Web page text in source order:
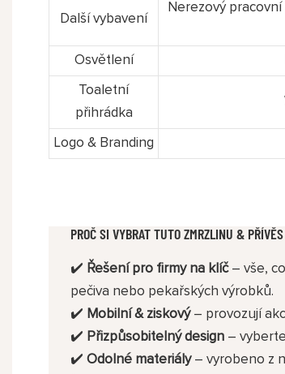
Další vybavení
Nerezový
Osvětlení
Toaletní
přihrádka
Logo & Branding
PROČ SI VYBRAT TUTO ZMRZLINU &
✔️ Řešení pro firmy na klíč – vše,
pečiva nebo pekařských výrobků.
✔️ Mobilní & ziskový – provozují
✔️ Přizpůsobitelný design –
✔️ Odolné materiály – vyrobeno z